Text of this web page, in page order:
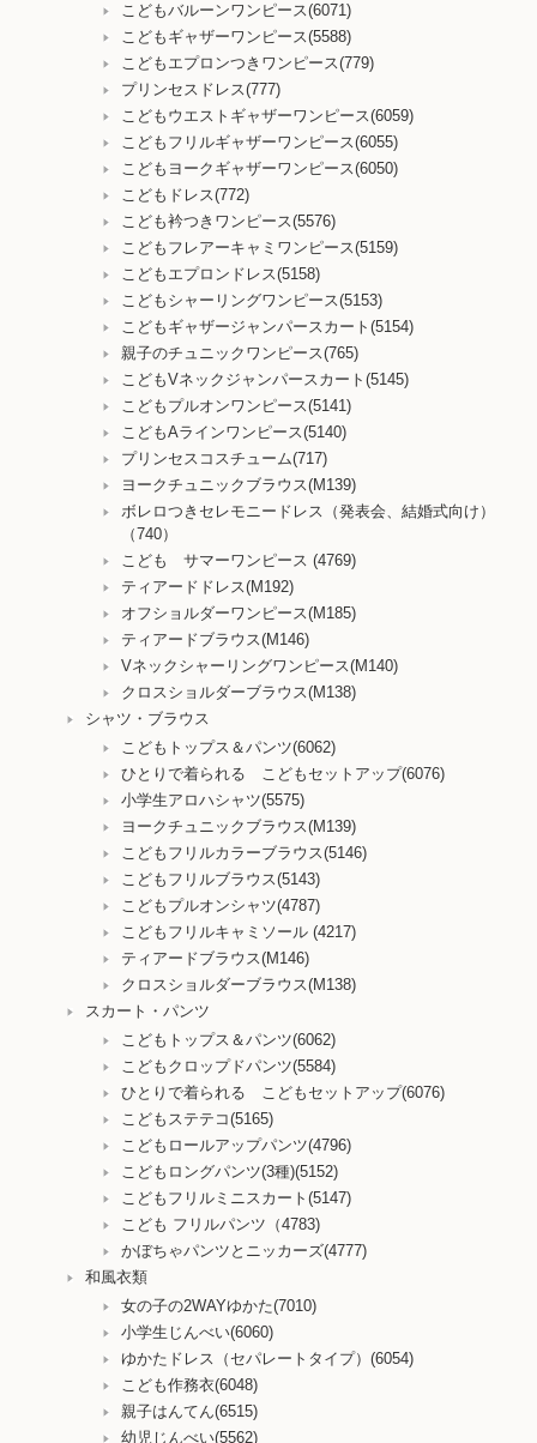
こどもバルーンワンピース(6071)
こどもギャザーワンピース(5588)
こどもエプロンつきワンピース(779)
プリンセスドレス(777)
こどもウエストギャザーワンピース(6059)
こどもフリルギャザーワンピース(6055)
こどもヨークギャザーワンピース(6050)
こどもドレス(772)
こども衿つきワンピース(5576)
こどもフレアーキャミワンピース(5159)
こどもエプロンドレス(5158)
こどもシャーリングワンピース(5153)
こどもギャザージャンパースカート(5154)
親子のチュニックワンピース(765)
こどもVネックジャンパースカート(5145)
こどもプルオンワンピース(5141)
こどもAラインワンピース(5140)
プリンセスコスチューム(717)
ヨークチュニックブラウス(M139)
ボレロつきセレモニードレス（発表会、結婚式向け）
（740）
こども サマーワンピース (4769)
ティアードドレス(M192)
オフショルダーワンピース(M185)
ティアードブラウス(M146)
Vネックシャーリングワンピース(M140)
クロスショルダーブラウス(M138)
シャツ・ブラウス
こどもトップス＆パンツ(6062)
ひとりで着られる こどもセットアップ(6076)
小学生アロハシャツ(5575)
ヨークチュニックブラウス(M139)
こどもフリルカラーブラウス(5146)
こどもフリルブラウス(5143)
こどもプルオンシャツ(4787)
こどもフリルキャミソール (4217)
ティアードブラウス(M146)
クロスショルダーブラウス(M138)
スカート・パンツ
こどもトップス＆パンツ(6062)
こどもクロップドパンツ(5584)
ひとりで着られる こどもセットアップ(6076)
こどもステテコ(5165)
こどもロールアップパンツ(4796)
こどもロングパンツ(3種)(5152)
こどもフリルミニスカート(5147)
こども フリルパンツ（4783)
かぼちゃパンツとニッカーズ(4777)
和風衣類
女の子の2WAYゆかた(7010)
小学生じんべい(6060)
ゆかたドレス（セパレートタイプ）(6054)
こども作務衣(6048)
親子はんてん(6515)
幼児じんべい(5562)